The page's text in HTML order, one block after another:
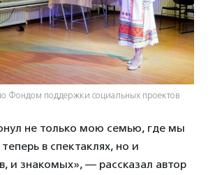
Фондом поддержки социальных проектов
не только мою семью, где мы
в спектаклях, но и
и знакомых», — рассказал автор